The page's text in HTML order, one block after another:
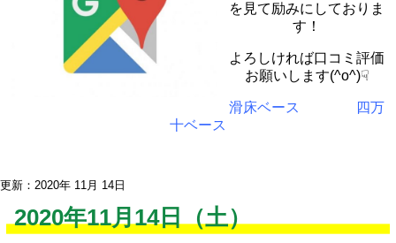
を見て励みにしておりま
す！
よろしければ口コミ評価
お願いします(^o^)☟
滑床ベース
四万
十ベース
更新：2020年 11月 14日
2020年11月14日（土）